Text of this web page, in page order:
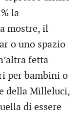
la
mostre, il
o uno spazio
fetta
per bambini o
della Milleluci,
di essere